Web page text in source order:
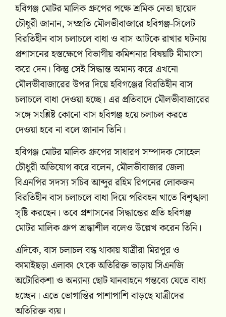
হবিগঞ্জ মোটর মালিক গ্রুপের পক্ষে শ্রমিক নেতা ছায়েদ
চৌধুরী জানান, সম্প্রতি মৌলভীবাজারে হবিগঞ্জ-সিলেট
বিরতিহীন বাস চলাচলে বাধা ও বাস আটকে রাখার ঘটনায়
প্রশাসনের হস্তক্ষেপে বিভাগীয় কমিশনার বিষয়টি মীমাংসা
করে দেন। কিন্তু সেই সিদ্ধান্ত অমান্য করে এখনো
মৌলভীবাজারের উপর দিয়ে হবিগঞ্জের বিরতিহীন বাস
চলাচলে বাধা দেওয়া হচ্ছে। এর প্রতিবাদে মৌলভীবাজারের
সঙ্গে সংশ্লিষ্ট কোনো বাস হবিগঞ্জ হয়ে চলাচল করতে
দেওয়া হবে না বলে জানান তিনি।
হবিগঞ্জ মোটর মালিক গ্রুপের সাধারণ সম্পাদক সোহেল
চৌধুরী অভিযোগ করে বলেন, মৌলভীবাজার জেলা
বিএনপির সদস্য সচিব আব্দুর রহিম রিপনের লোকজন
বিরতিহীন বাস চলাচলে বাধা দিয়ে পরিবহন খাতে বিশৃঙ্খলা
সৃষ্টি করছেন। তবে প্রশাসনের সিদ্ধান্তের প্রতি হবিগঞ্জ
মোটর মালিক গ্রুপ শ্রদ্ধাশীল বলেও উল্লেখ করেন তিনি।
এদিকে, বাস চলাচল বন্ধ থাকায় যাত্রীরা মিরপুর ও
কামাইছড়া এলাকা থেকে অতিরিক্ত ভাড়ায় সিএনজি
অটোরিকশা ও অন্যান্য ছোট যানবাহনে গন্তব্যে যেতে বাধ্য
হচ্ছেন। এতে ভোগান্তির পাশাপাশি বাড়ছে যাত্রীদের
অতিরিক্ত ব্যয়।